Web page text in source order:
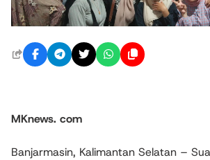
MKnews. com
Banjarmasin, Kalimantan Selatan –